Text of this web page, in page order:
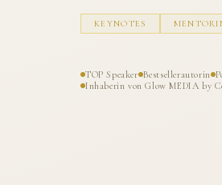
KEYNOTES
TOP Speaker Bestsellerautorin
Inhaberin von Glow MEDIA by